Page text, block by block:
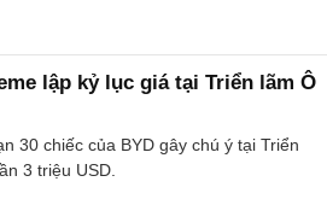
lập kỷ lục giá tại Triển lãm Ô
30 chiếc của BYD gây chú ý tại Triển
3 triệu USD.